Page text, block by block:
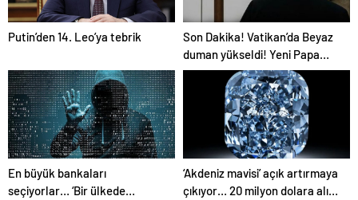
Putin’den 14. Leo’ya tebrik
Son Dakika! Vatikan’da Beyaz
duman yükseldi! Yeni Papa
seçildi
En büyük bankaları
seçiyorlar… ‘Bir ülkede
‘Akdeniz mavisi’ açık artırmaya
çıkıyor… 20 milyon dolara alıcı